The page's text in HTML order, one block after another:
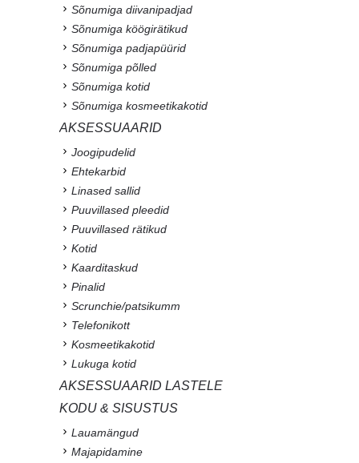
Sõnumiga diivanipadjad
Sõnumiga köögirätikud
Sõnumiga padjapüürid
Sõnumiga põlled
Sõnumiga kotid
Sõnumiga kosmeetikakotid
AKSESSUAARID
Joogipudelid
Ehtekarbid
Linased sallid
Puuvillased pleedid
Puuvillased rätikud
Kotid
Kaarditaskud
Pinalid
Scrunchie/patsikumm
Telefonikott
Kosmeetikakotid
Lukuga kotid
AKSESSUAARID LASTELE
KODU & SISUSTUS
Lauamängud
Majapidamine